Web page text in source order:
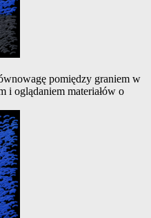
pomiędzy graniem w
i oglądaniem materiałów o